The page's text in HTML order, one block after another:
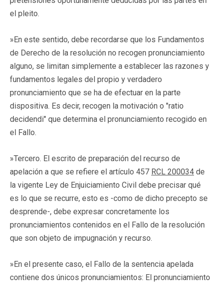
el pleito.
»En este sentido, debe recordarse que los Fundamentos
de Derecho de la resolución no recogen pronunciamiento
alguno, se limitan simplemente a establecer las razones y
fundamentos legales del propio y verdadero
pronunciamiento que se ha de efectuar en la parte
dispositiva. Es decir, recogen la motivación o "ratio
decidendi" que determina el pronunciamiento recogido en
el Fallo.
»Tercero. El escrito de preparación del recurso de
apelación a que se refiere el artículo 457 RCL 200034 de
la vigente Ley de Enjuiciamiento Civil debe precisar qué
es lo que se recurre, esto es -como de dicho precepto se
desprende-, debe expresar concretamente los
pronunciamientos contenidos en el Fallo de la resolución
que son objeto de impugnación y recurso.
»En el presente caso, el Fallo de la sentencia apelada
contiene dos únicos pronunciamientos: El pronunciamiento